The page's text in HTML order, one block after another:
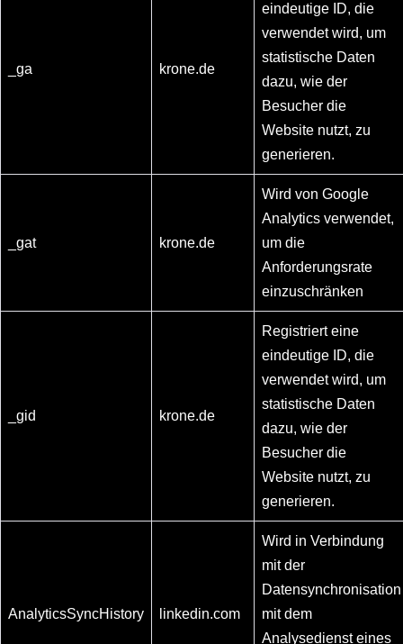
_ga krone.de
eindeutige ID, die
verwendet wird, um
statistische Daten
dazu, wie der
Besucher die
Website nutzt, zu
generieren.
_gat krone.de
Wird von Google
Analytics verwendet,
um die
Anforderungsrate
einzuschränken
_gid krone.de
Registriert eine
eindeutige ID, die
verwendet wird, um
statistische Daten
dazu, wie der
Besucher die
Website nutzt, zu
generieren.
AnalyticsSyncHistory linkedin.com
Wird in Verbindung
mit der
Datensynchronisation
mit dem
Analysedienst eines